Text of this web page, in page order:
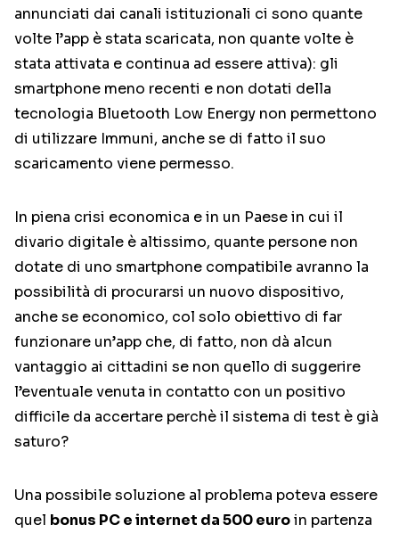
annunciati dai canali istituzionali ci sono quante
volte l’app è stata scaricata, non quante volte è
stata attivata e continua ad essere attiva): gli
smartphone meno recenti e non dotati della
tecnologia Bluetooth Low Energy non permettono
di utilizzare Immuni, anche se di fatto il suo
scaricamento viene permesso.
In piena crisi economica e in un Paese in cui il
divario digitale è altissimo, quante persone non
dotate di uno smartphone compatibile avranno la
possibilità di procurarsi un nuovo dispositivo,
anche se economico, col solo obiettivo di far
funzionare un’app che, di fatto, non dà alcun
vantaggio ai cittadini se non quello di suggerire
l’eventuale venuta in contatto con un positivo
difficile da accertare perchè il sistema di test è già
saturo?
Una possibile soluzione al problema poteva essere
quel bonus PC e internet da 500 euroin partenza